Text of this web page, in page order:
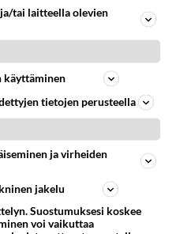
toisesta jo
ammatissa tai mistä
ennen
hän on. Mistä hän pitää,
mitkä asiat tuottavat
tulevaisuuteen.
kiinnostavia ja olennaisia
haluttaisiin tietää:
tai laitteella olevien
käyttäminen
tietojen perusteella
ja virheiden
jakelu
Suostumuksesi koskee
voi vaikuttaa